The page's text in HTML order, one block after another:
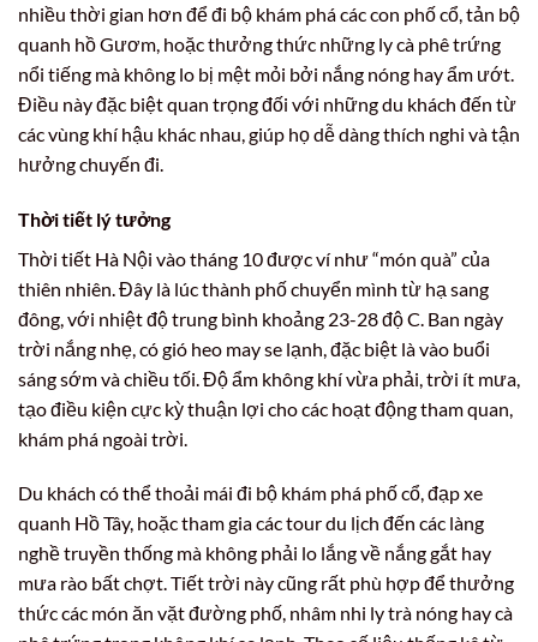
nhiều thời gian hơn để đi bộ khám phá các con phố cổ, tản bộ
quanh hồ Gươm, hoặc thưởng thức những ly cà phê trứng
nổi tiếng mà không lo bị mệt mỏi bởi nắng nóng hay ẩm ướt.
Điều này đặc biệt quan trọng đối với những du khách đến từ
các vùng khí hậu khác nhau, giúp họ dễ dàng thích nghi và tận
hưởng chuyến đi.
Thời tiết lý tưởng
Thời tiết Hà Nội vào tháng 10 được ví như “món quà” của
thiên nhiên. Đây là lúc thành phố chuyển mình từ hạ sang
đông, với nhiệt độ trung bình khoảng 23-28 độ C. Ban ngày
trời nắng nhẹ, có gió heo may se lạnh, đặc biệt là vào buổi
sáng sớm và chiều tối. Độ ẩm không khí vừa phải, trời ít mưa,
tạo điều kiện cực kỳ thuận lợi cho các hoạt động tham quan,
khám phá ngoài trời.
Du khách có thể thoải mái đi bộ khám phá phố cổ, đạp xe
quanh Hồ Tây, hoặc tham gia các tour du lịch đến các làng
nghề truyền thống mà không phải lo lắng về nắng gắt hay
mưa rào bất chợt. Tiết trời này cũng rất phù hợp để thưởng
thức các món ăn vặt đường phố, nhâm nhi ly trà nóng hay cà